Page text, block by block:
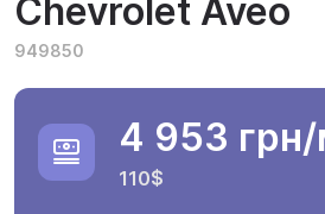
Chevrolet Aveo
949850
4 953 грн/
110$